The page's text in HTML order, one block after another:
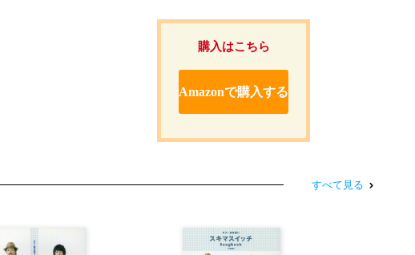
購入はこちら
Amazonで購入する
すべて見る